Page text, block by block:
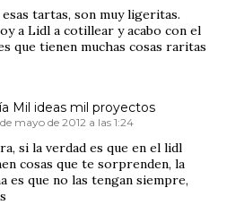
esas tartas, son muy ligeritas.
a Lidl a cotillear y acabo con el
que tienen muchas cosas raritas
Mil ideas mil proyectos
mayo de 2012 a las 1:24
si la verdad es que en el lidl
cosas que te sorprenden, la
es que no las tengan siempre,